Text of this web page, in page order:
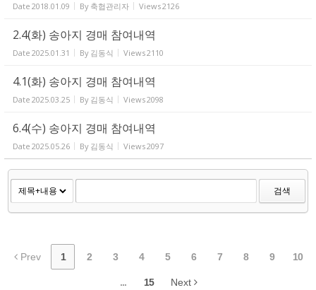
Date 2018.01.09 By 축협관리자 Views2126
2.4(화) 송아지 경매 참여내역
Date 2025.01.31 By 김동식 Views2110
4.1(화) 송아지 경매 참여내역
Date 2025.03.25 By 김동식 Views2098
6.4(수) 송아지 경매 참여내역
Date 2025.05.26 By 김동식 Views2097
검색
Prev 1 2 3 4 5 6 7 8 9 10
... 15 Next